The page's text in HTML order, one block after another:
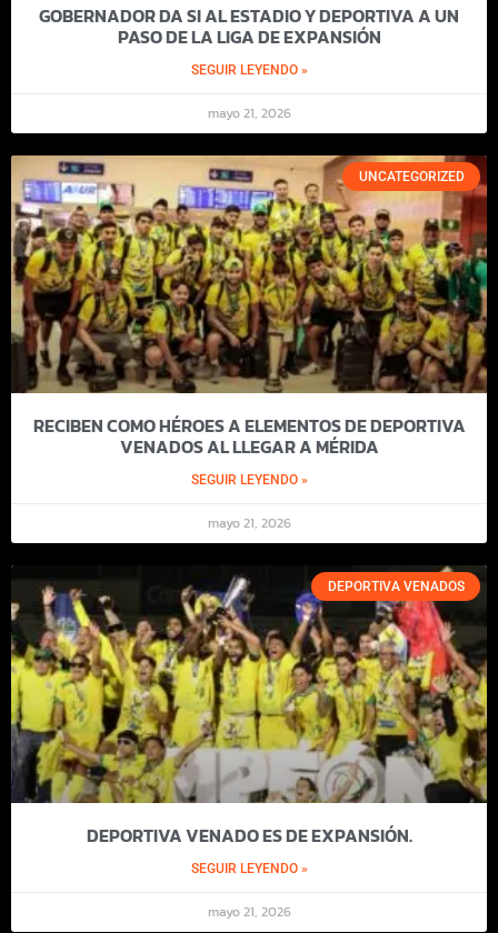
GOBERNADOR DA SI AL ESTADIO Y DEPORTIVA A UN
PASO DE LA LIGA DE EXPANSIÓN
SEGUIR LEYENDO »
mayo 21, 2026
UNCATEGORIZED
RECIBEN COMO HÉROES A ELEMENTOS DE DEPORTIVA
VENADOS AL LLEGAR A MÉRIDA
SEGUIR LEYENDO »
mayo 21, 2026
DEPORTIVA VENADOS
DEPORTIVA VENADO ES DE EXPANSIÓN.
SEGUIR LEYENDO »
mayo 21, 2026